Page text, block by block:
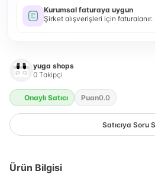
Kurumsal faturaya uygun
Şirket alışverişleri için faturalanır.
yuga shops
0 Takipçi
Onaylı Satıcı Puan0.0
Satıcıya Soru
Ürün Bilgisi